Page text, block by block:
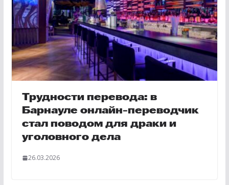
Трудности перевода: в
Барнауле онлайн-переводчик
стал поводом для драки и
уголовного дела
26.03.2026